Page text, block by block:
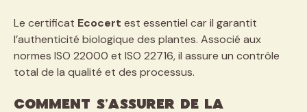
Le certificat Ecocert est essentiel car il garantit
l’authenticité biologique des plantes. Associé aux
normes ISO 22000 et ISO 22716, il assure un contrôle
total de la qualité et des processus.
Comment s’assurer de la